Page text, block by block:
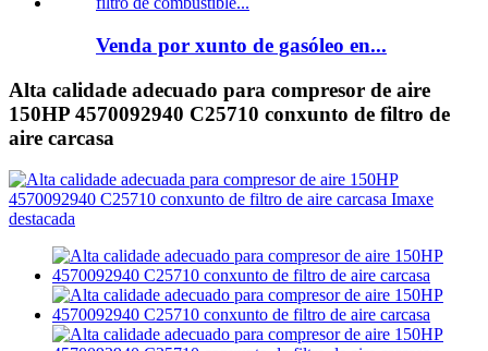
Venda por xunto de gasóleo en...
Alta calidade adecuado para compresor de aire
150HP 4570092940 C25710 conxunto de filtro de
aire carcasa